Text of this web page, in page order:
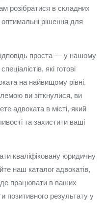
розібратися в складних
рішення для
проста — у нашому
які готові
на найвищому рівні.
ви зіткнулися, ви
адвоката в місті, який
та захистити ваші
кваліфіковану юридичну
наш каталог адвокатів,
працювати в ваших
позитивного результату у